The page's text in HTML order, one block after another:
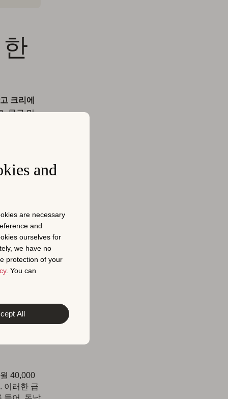
and
are necessary
and
ourselves for
we have no
protection of your
. You can
All
크리에
, 문구 및
가 광고
트렌드와
40,000
이러한 급